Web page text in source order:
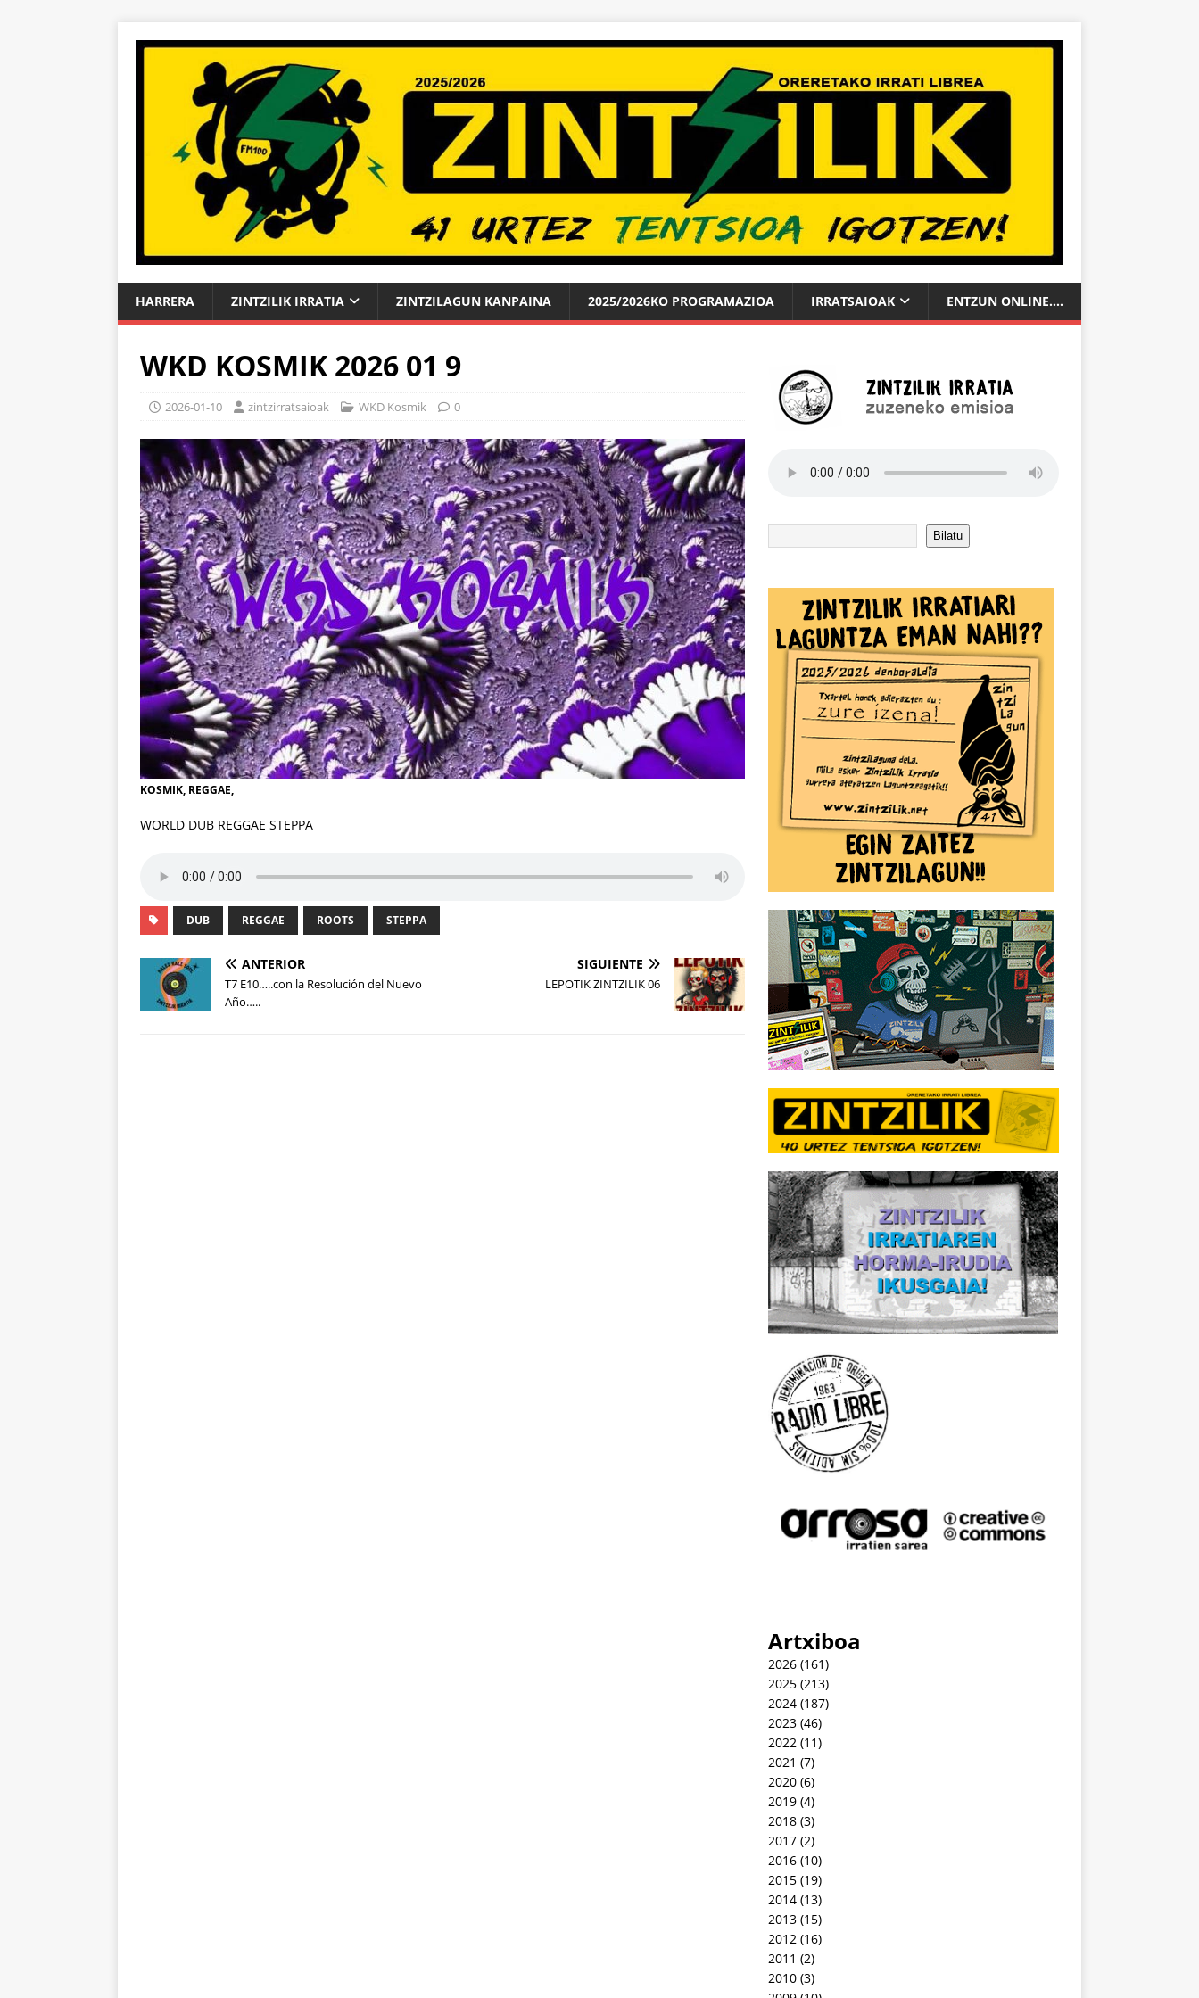
HARRERA ZINTZILIK IRRATIA ZINTZILAGUN KANPAINA 2025/2026KO PROGRAMAZIOA IRRATSAIOAK ENTZUN ONLINE….
WKD KOSMIK 2026 01 9
2026-01-10 zintzirratsaioak WKD Kosmik 0
KOSMIK, REGGAE,
WORLD DUB REGGAE STEPPA
DUB REGGAE ROOTS STEPPA
ANTERIOR
T7 E10…..con la Resolución del Nuevo
Año…..
SIGUIENTE
LEPOTIK ZINTZILIK 06
Bilatu
Artxiboa
2026(161)
2025(213)
2024(187)
2023(46)
2022 (11)
2021 (7)
2020(6)
2019(4)
2018(3)
2017(2)
2016(10)
2015(19)
2014(13)
2013(15)
2012 (16)
2011 (2)
2010(3)